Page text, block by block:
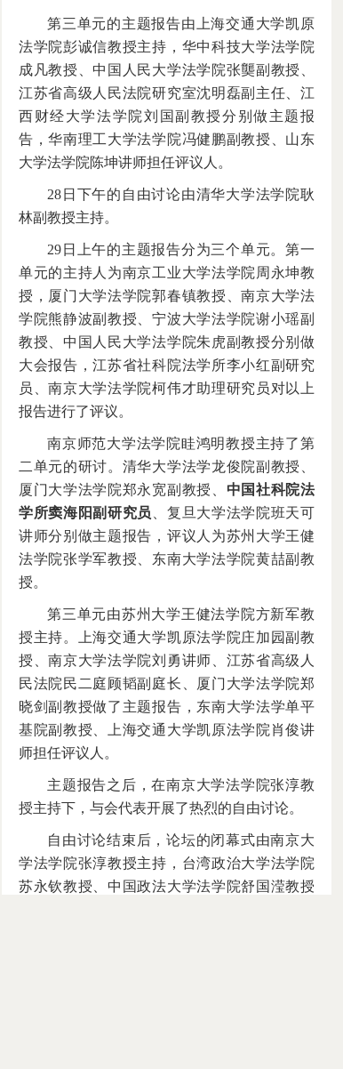
第三单元的主题报告由上海交通大学凯原
法学院彭诚信教授主持，华中科技大学法学院
成凡教授、中国人民大学法学院张龑副教授、
江苏省高级人民法院研究室沈明磊副主任、江
西财经大学法学院刘国副教授分别做主题报
告，华南理工大学法学院冯健鹏副教授、山东
大学法学院陈坤讲师担任评议人。
28日下午的自由讨论由清华大学法学院耿
林副教授主持。
29日上午的主题报告分为三个单元。第一
单元的主持人为南京工业大学法学院周永坤教
授，厦门大学法学院郭春镇教授、南京大学法
学院熊静波副教授、宁波大学法学院谢小瑶副
教授、中国人民大学法学院朱虎副教授分别做
大会报告，江苏省社科院法学所李小红副研究
员、南京大学法学院柯伟才助理研究员对以上
报告进行了评议。
南京师范大学法学院眭鸿明教授主持了第
二单元的研讨。清华大学法学龙俊院副教授、
厦门大学法学院郑永宽副教授、 中国社科院法
学所窦海阳副研究员
、复旦大学法学院班天可
讲师分别做主题报告，评议人为苏州大学王健
法学院张学军教授、东南大学法学院黄喆副教
授。
第三单元由苏州大学王健法学院方新军教
授主持。上海交通大学凯原法学院庄加园副教
授、南京大学法学院刘勇讲师、江苏省高级人
民法院民二庭顾韬副庭长、厦门大学法学院郑
晓剑副教授做了主题报告，东南大学法学单平
基院副教授、上海交通大学凯原法学院肖俊讲
师担任评议人。
主题报告之后，在南京大学法学院张淳教
授主持下，与会代表开展了热烈的自由讨论。
自由讨论结束后，论坛的闭幕式由南京大
学法学院张淳教授主持，台湾政治大学法学院
苏永钦教授、中国政法大学法学院舒国滢教授